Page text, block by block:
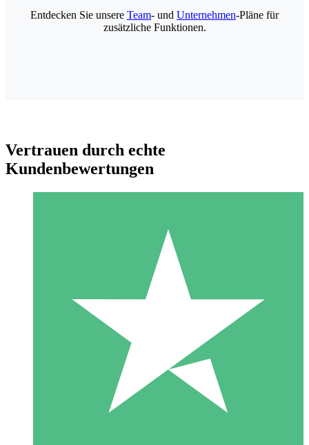
Individuelle Credit-Pakete
Zahlen Sie nach Bedarf mit Download-Credits. Keine
monatliche Verpflichtung erforderlich.
10 00
Entdecken Sie unsere Team- und Unternehmen-Pläne für
zusätzliche Funktionen.
Vertrauen durch echte
Kundenbewertungen